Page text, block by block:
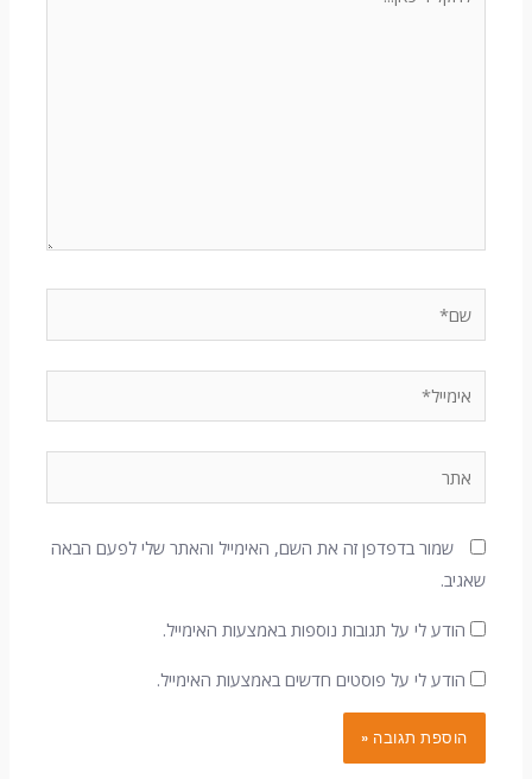
שמור בדפדפן זה את השם, האימייל והאתר שלי לפעם הבאה
שאגיב.
הודע לי על תגובות נוספות באמצעות האימייל.
הודע לי על פוסטים חדשים באמצעות האימייל.